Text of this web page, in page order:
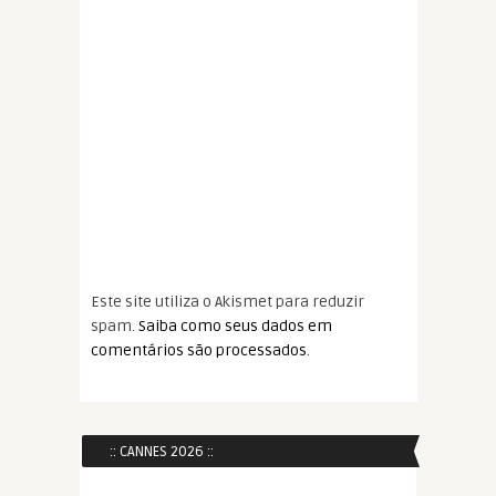
Este site utiliza o Akismet para reduzir
spam. Saiba como seus dados em
comentários são processados.
:: CANNES 2026 ::